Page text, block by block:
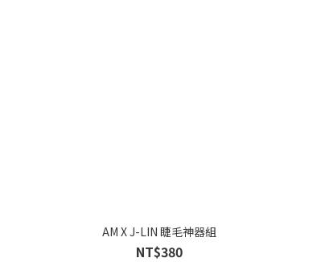
AM X J-LIN 睫毛神器組
NT$380